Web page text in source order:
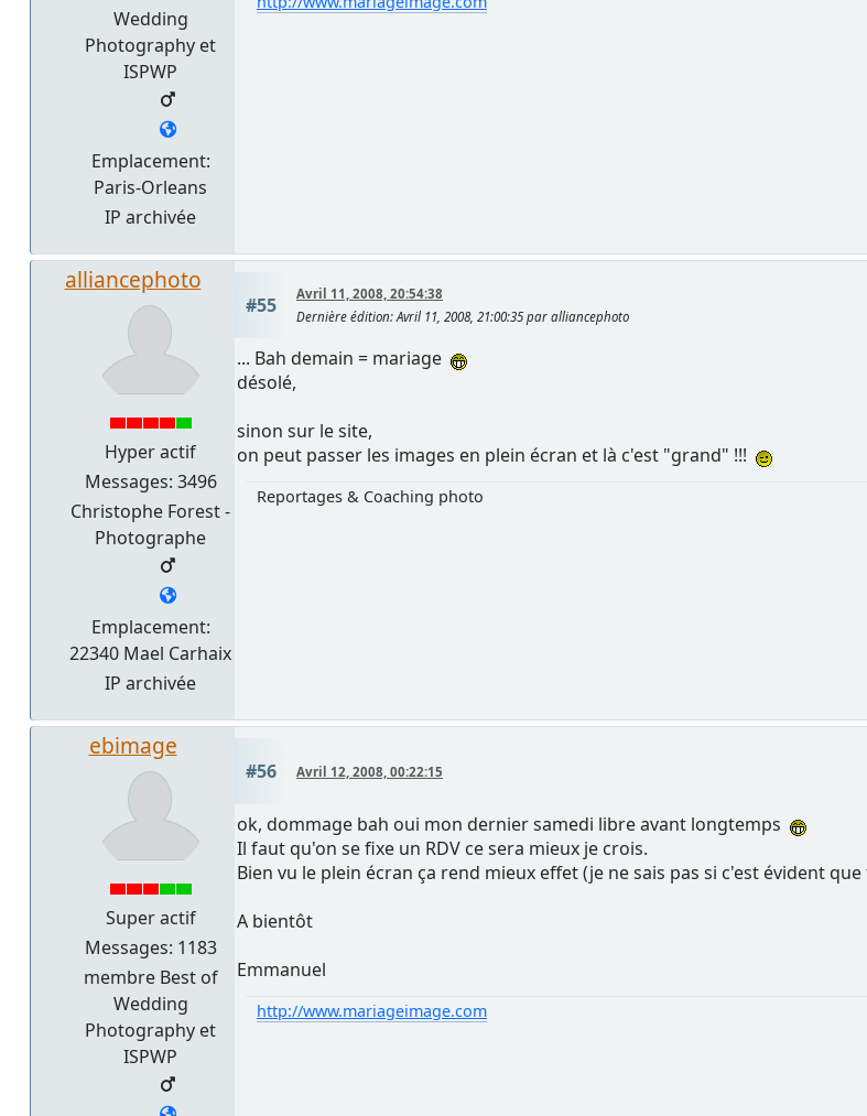
Wedding
Photography et
ISPWP
Emplacement:
Paris-Orleans
IP archivée
alliancephoto
Hyper actif
Messages: 3496
Christophe Forest -
Photographe
Emplacement:
22340 Mael Carhaix
IP archivée
#55
Avril 11, 2008, 20:54:38
Dernière édition: Avril 11, 2008, 21:00:35 par alliancephoto
... Bah demain = mariage
désolé,
sinon sur le site,
on peut passer les images en plein écran et là c'est "grand" !!!
Reportages & Coaching photo
ebimage
Super actif
Messages: 1183
membre Best of
Wedding
Photography et
ISPWP
#56 Avril 12, 2008, 00:22:15
ok, dommage bah oui mon dernier samedi libre avant longtemps
Il faut qu'on se fixe un RDV ce sera mieux je crois.
Bien vu le plein écran ça rend mieux effet (je ne sais pas si c'est évident
A bientôt
Emmanuel
http://www.mariageimage.com